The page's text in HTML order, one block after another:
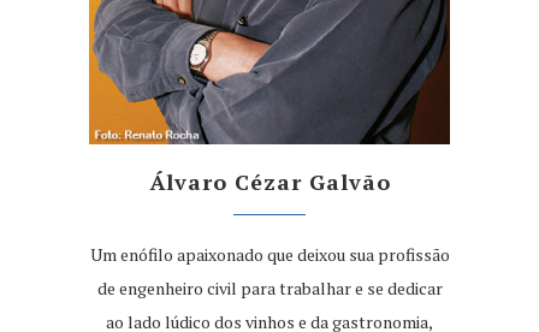
Álvaro Cézar Galvão
Um enófilo apaixonado que deixou sua profissão
de engenheiro civil para trabalhar e se dedicar
ao lado lúdico dos vinhos e da gastronomia,